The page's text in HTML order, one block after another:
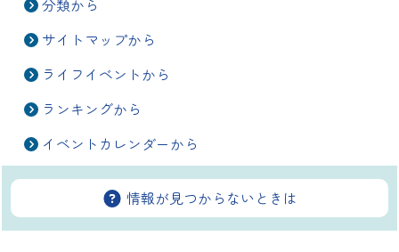
分類から
サイトマップから
ライフイベントから
ランキングから
イベントカレンダーから
情報が見つからないときは